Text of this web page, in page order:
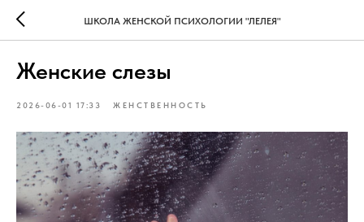
ШКОЛА ЖЕНСКОЙ ПСИХОЛОГИИ "ЛЕЛЕЯ"
Женские слезы
2026-06-01 17:33 ЖЕНСТВЕННОСТЬ